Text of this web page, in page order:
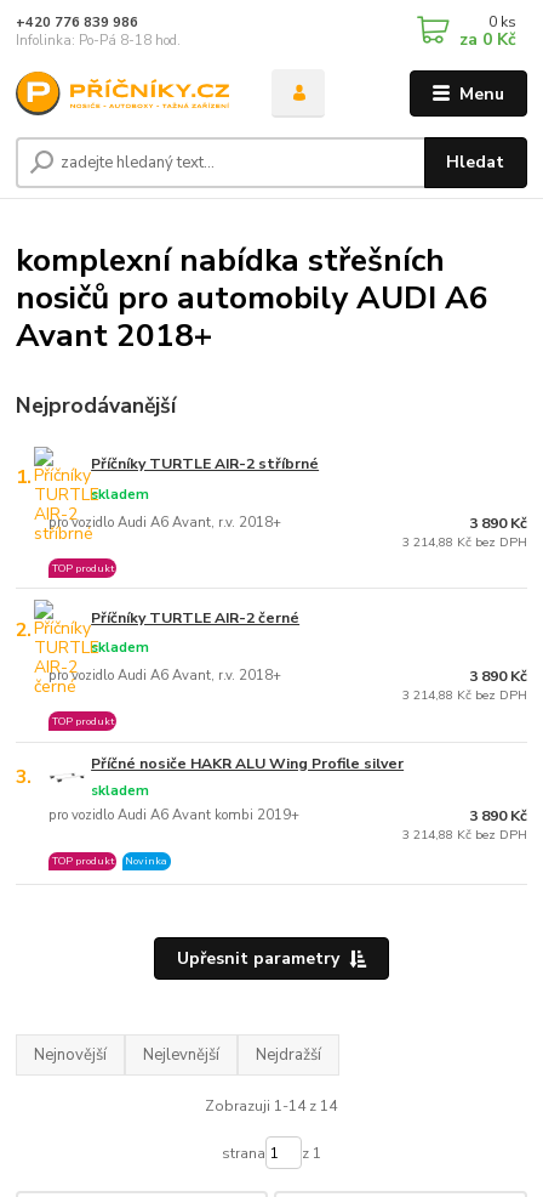
Menu
Hledat
+420 776 839 986
Infolinka: Po-Pá 8-18 hod.
0 ks
za 0 Kč
komplexní nabídka střešních
nosičů pro automobily AUDI A6
Avant 2018+
Nejprodávanější
1. Příčníky TURTLE AIR-2 stříbrné
pro vozidlo Audi A6 Avant, r.v. 2018+
skladem
TOP produkt
3 890 Kč
3 214,88 Kč bez DPH
2. Příčníky TURTLE AIR-2 černé
pro vozidlo Audi A6 Avant, r.v. 2018+
skladem
TOP produkt
3 890 Kč
3 214,88 Kč bez DPH
3. Příčné nosiče HAKR ALU Wing Profile silver
pro vozidlo Audi A6 Avant kombi 2019+
skladem
TOP produkt Novinka
3 890 Kč
3 214,88 Kč bez DPH
Upřesnit parametry
Nejnovější Nejlevnější Nejdražší
Zobrazuji 1-14 z 14
strana z 1